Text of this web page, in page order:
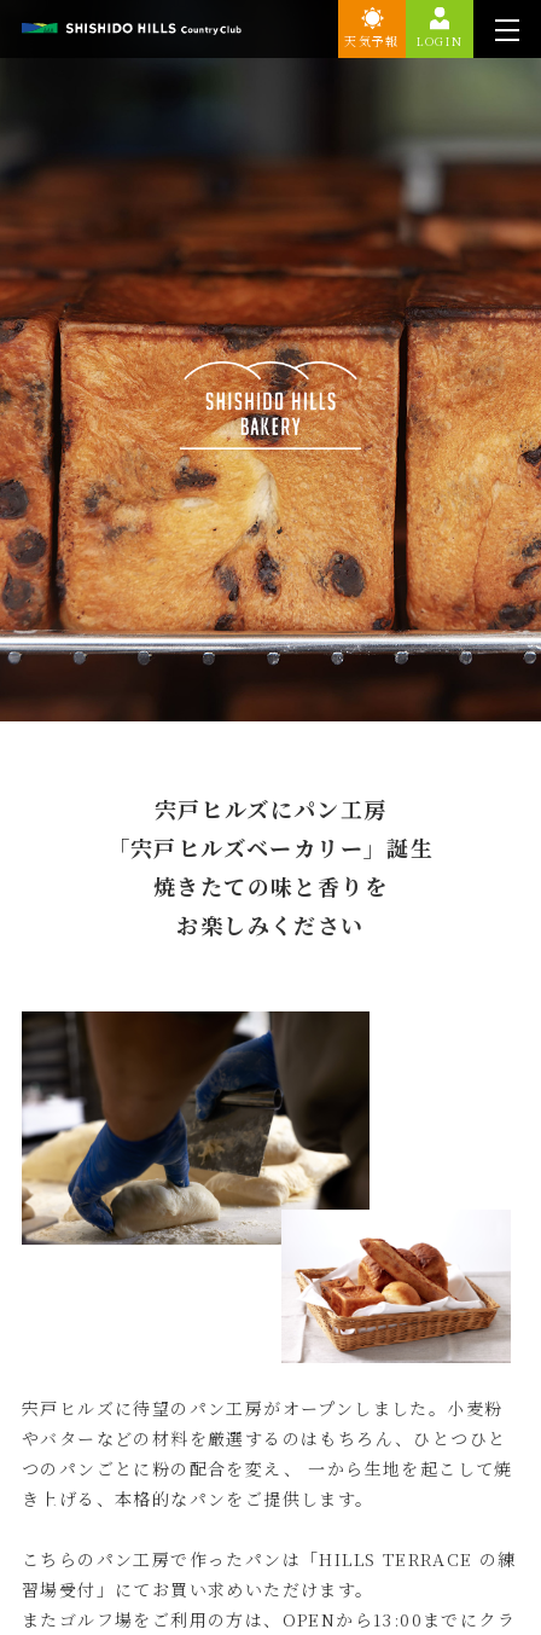
天気予報 LOGIN
宍戸ヒルズにパン工房
「宍戸ヒルズベーカリー」誕生
焼きたての味と香りを
お楽しみください
宍戸ヒルズに待望のパン工房がオープンしました。小麦粉
やバターなどの材料を厳選するのはもちろん、ひとつひと
つのパンごとに粉の配合を変え、 一から生地を起こして焼
き上げる、本格的なパンをご提供します。
こちらのパン工房で作ったパンは「HILLS TERRACE の練
習場受付」にてお買い求めいただけます。
またゴルフ場をご利用の方は、OPENから13:00までにクラ